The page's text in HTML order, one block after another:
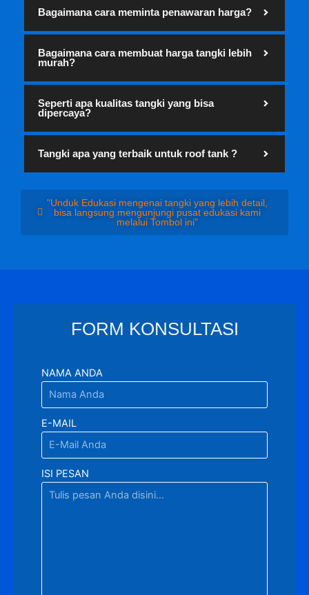
Bagaimana cara meminta penawaran harga?
Bagaimana cara membuat harga tangki lebih
murah?
Seperti apa kualitas tangki yang bisa
dipercaya?
Tangki apa yang terbaik untuk roof tank ?
"Unduk Edukasi mengenai tangki yang lebih detail,
bisa langsung mengunjungi pusat edukasi kami
melalui Tombol ini"
FORM KONSULTASI
NAMA ANDA
E-MAIL
ISI PESAN